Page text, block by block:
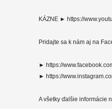
KÁZNE ► https://
Pridajte sa k nám aj na
► https://
► https://
A všetky ďalšie informácie